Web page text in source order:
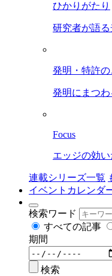
ひかりがたり
研究者が語
発明・特許
発明にまつ
Focus
エッジの効
連載シリーズ一覧
イベントカレンダ
検索ワード
すべての記事
期間
検索